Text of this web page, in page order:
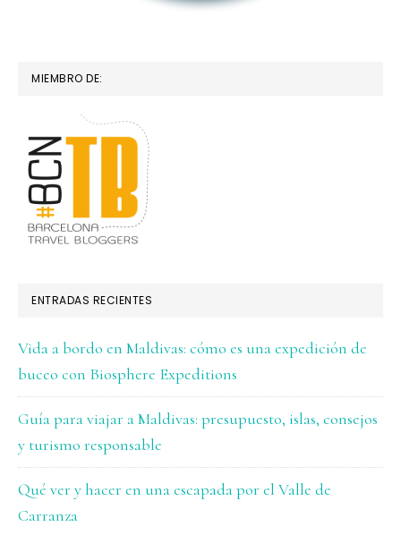
MIEMBRO DE:
ENTRADAS RECIENTES
Vida a bordo en Maldivas: cómo es una expedición de
buceo con Biosphere Expeditions
Guía para viajar a Maldivas: presupuesto, islas, consejos
y turismo responsable
Qué ver y hacer en una escapada por el Valle de
Carranza